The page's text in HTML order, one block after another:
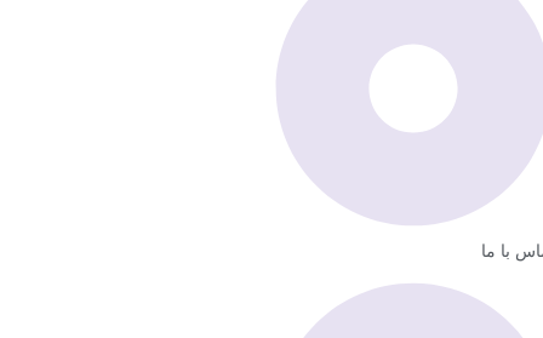
با ما